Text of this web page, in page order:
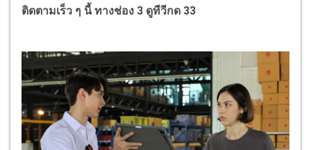
ติดตามเร็ว ๆ นี้ ทางช่อง 3 ดูทีวีกด 33